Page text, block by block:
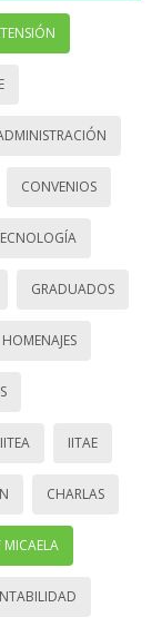
CONVENIOS
GRADUADOS
HOMENAJES
IITEA IITAE
CHARLAS
MICAELA